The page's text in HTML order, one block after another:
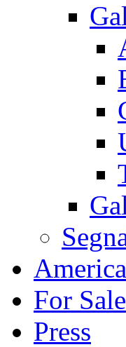
For Sale
Press